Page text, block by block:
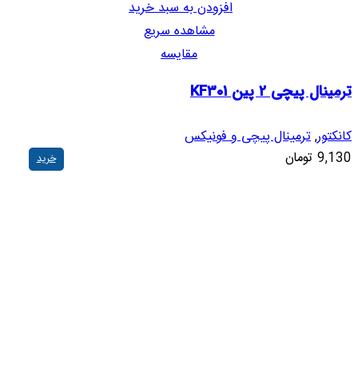
افزودن به سبد خرید
مشاهده سریع
مقایسه
ترمینال پیچی 2 پین KF301
کانکتور,ترمینال پیچی و فونیکس
9,130 تومان خرید